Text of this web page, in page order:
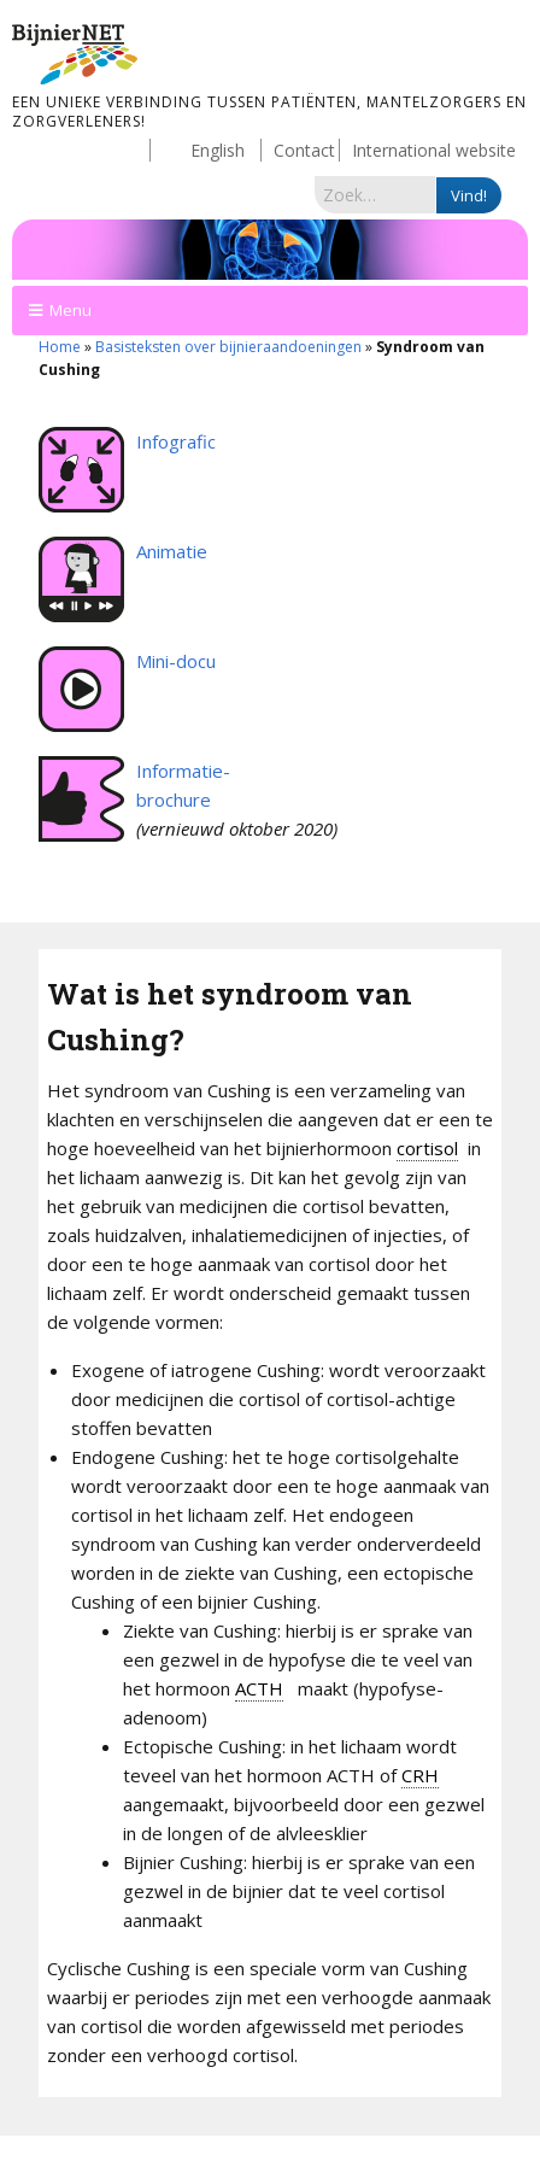
EEN UNIEKE VERBINDING TUSSEN PATIËNTEN, MANTELZORGERS EN
ZORGVERLENERS!
English Contact International website
Menu
Home » Basisteksten over bijnieraandoeningen » Syndroom van
Cushing
Infografic
Animatie
Mini-docu
Informatie-
brochure
(vernieuwd oktober 2020)
Wat is het syndroom van
Cushing?
Het syndroom van Cushing is een verzameling van
klachten en verschijnselen die aangeven dat er een te
hoge hoeveelheid van het bijnierhormoon cortisol in
het lichaam aanwezig is. Dit kan het gevolg zijn van
het gebruik van medicijnen die cortisol bevatten,
zoals huidzalven, inhalatiemedicijnen of injecties, of
door een te hoge aanmaak van cortisol door het
lichaam zelf. Er wordt onderscheid gemaakt tussen
de volgende vormen:
Exogene of iatrogene Cushing: wordt veroorzaakt
door medicijnen die cortisol of cortisol-achtige
stoffen bevatten
Endogene Cushing: het te hoge cortisolgehalte
wordt veroorzaakt door een te hoge aanmaak van
cortisol in het lichaam zelf. Het endogeen
syndroom van Cushing kan verder onderverdeeld
worden in de ziekte van Cushing, een ectopische
Cushing of een bijnier Cushing.
Ziekte van Cushing: hierbij is er sprake van
een gezwel in de hypofyse die te veel van
het hormoon ACTH maakt (hypofyse-
adenoom)
Ectopische Cushing: in het lichaam wordt
teveel van het hormoon ACTH ofCRH
aangemaakt, bijvoorbeeld door een gezwel
in de longen of de alvleesklier
Bijnier Cushing: hierbij is er sprake van een
gezwel in de bijnier dat te veel cortisol
aanmaakt
Cyclische Cushing is een speciale vorm van Cushing
waarbij er periodes zijn met een verhoogde aanmaak
van cortisol die worden afgewisseld met periodes
zonder een verhoogd cortisol.